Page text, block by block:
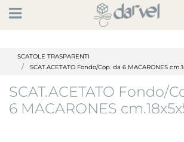
Open
SCATOLE TRASPARENTI
SCAT.ACETATO Fondo/Cop. da 6 MACARONES
SCAT.ACETATO Fondo/
6 MACARONES